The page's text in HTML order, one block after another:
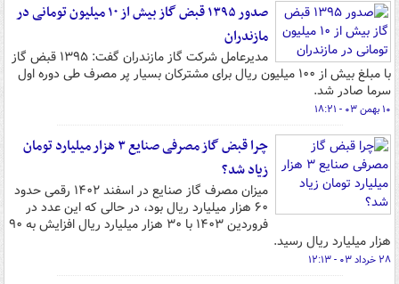
صدور ۱۳۹۵ قبض گاز بیش از ۱۰ میلیون تومانی در
مازندران
مدیرعامل شرکت گاز مازندران گفت: ۱۳۹۵ قبض گاز
با مبلغ بیش از ۱۰۰ میلیون ریال برای مشترکان بسیار پر مصرف طی دوره اول
سرما صادر شد.
۱۰ بهمن ۰۳ - ۱۸:۲۱
چرا قبض گاز مصرفی صنایع ۳ هزار میلیارد تومان
زیاد شد؟
میزان مصرف گاز صنایع در اسفند ۱۴۰۲ رقمی حدود
۶۰ هزار میلیارد ریال بود، در حالی که این عدد در
فروردین ۱۴۰۳ با ۳۰ هزار میلیارد ریال افزایش به ۹۰
هزار میلیارد ریال رسید.
۲۸ خرداد ۰۳ - ۱۲:۱۳